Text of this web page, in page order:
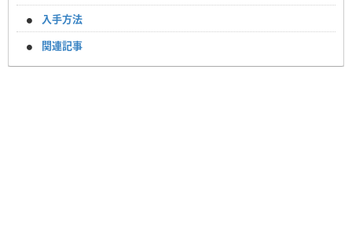
入手方法
関連記事